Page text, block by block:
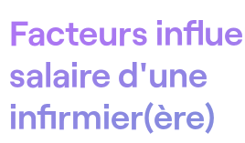
Facteurs
salaire d'une
infirmier(ère)